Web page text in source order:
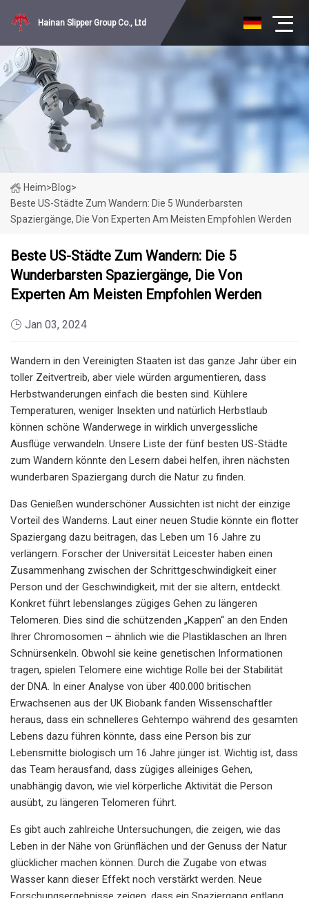
Hainan Slipper Group Co., Ltd
Heim>Blog>
Beste US-Städte Zum Wandern: Die 5 Wunderbarsten
Spaziergänge, Die Von Experten Am Meisten Empfohlen Werden
Beste US-Städte Zum Wandern: Die 5
Wunderbarsten Spaziergänge, Die Von
Experten Am Meisten Empfohlen Werden
Jan 03, 2024
Wandern in den Vereinigten Staaten ist das ganze Jahr über ein
toller Zeitvertreib, aber viele würden argumentieren, dass
Herbstwanderungen einfach die besten sind. Kühlere
Temperaturen, weniger Insekten und natürlich Herbstlaub
können schöne Wanderwege in wirklich unvergessliche
Ausflüge verwandeln. Unsere Liste der fünf besten US-Städte
zum Wandern könnte den Lesern dabei helfen, ihren nächsten
wunderbaren Spaziergang durch die Natur zu finden.
Das Genießen wunderschöner Aussichten ist nicht der einzige
Vorteil des Wanderns. Laut einer neuen Studie könnte ein flotter
Spaziergang dazu beitragen, das Leben um 16 Jahre zu
verlängern. Forscher der Universität Leicester haben einen
Zusammenhang zwischen der Schrittgeschwindigkeit einer
Person und der Geschwindigkeit, mit der sie altern, entdeckt.
Konkret führt lebenslanges zügiges Gehen zu längeren
Telomeren. Dies sind die schützenden „Kappen“ an den Enden
Ihrer Chromosomen – ähnlich wie die Plastiklaschen an Ihren
Schnürsenkeln. Obwohl sie keine genetischen Informationen
tragen, spielen Telomere eine wichtige Rolle bei der Stabilität
der DNA. In einer Analyse von über 400.000 britischen
Erwachsenen aus der UK Biobank fanden Wissenschaftler
heraus, dass ein schnelleres Gehtempo während des gesamten
Lebens dazu führen könnte, dass eine Person bis zur
Lebensmitte biologisch um 16 Jahre jünger ist. Wichtig ist, dass
das Team herausfand, dass zügiges alleiniges Gehen,
unabhängig davon, wie viel körperliche Aktivität die Person
ausübt, zu längeren Telomeren führt.
Es gibt auch zahlreiche Untersuchungen, die zeigen, wie das
Leben in der Nähe von Grünflächen und der Genuss der Natur
glücklicher machen können. Durch die Zugabe von etwas
Wasser kann dieser Effekt noch verstärkt werden. Neue